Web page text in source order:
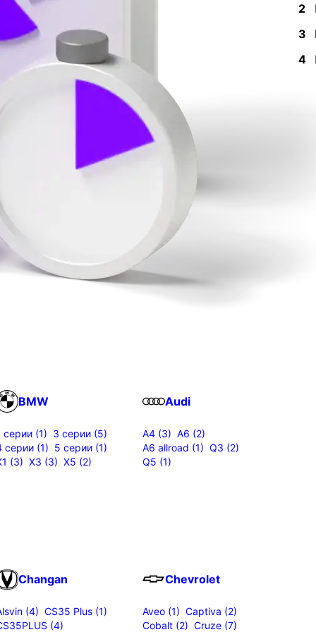
2
3
4
BMW
серии (1) 3 серии (5)
серии (1) 5 серии (1)
(3) X3 (3) X5 (2)
Audi
A4 (3) A6 (2)
A6 allroad (1) Q3 (2)
Q5 (1)
Changan
(4) CS35 Plus (1)
(4)
Chevrolet
Aveo (1) Captiva (2)
Cobalt (2) Cruze (7)